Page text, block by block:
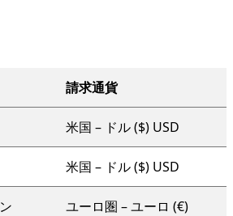
ポート プラン
請求通貨
米国 – ドル ($) USD
米国 – ドル ($) USD
ユーロ圏 – ユーロ (€)